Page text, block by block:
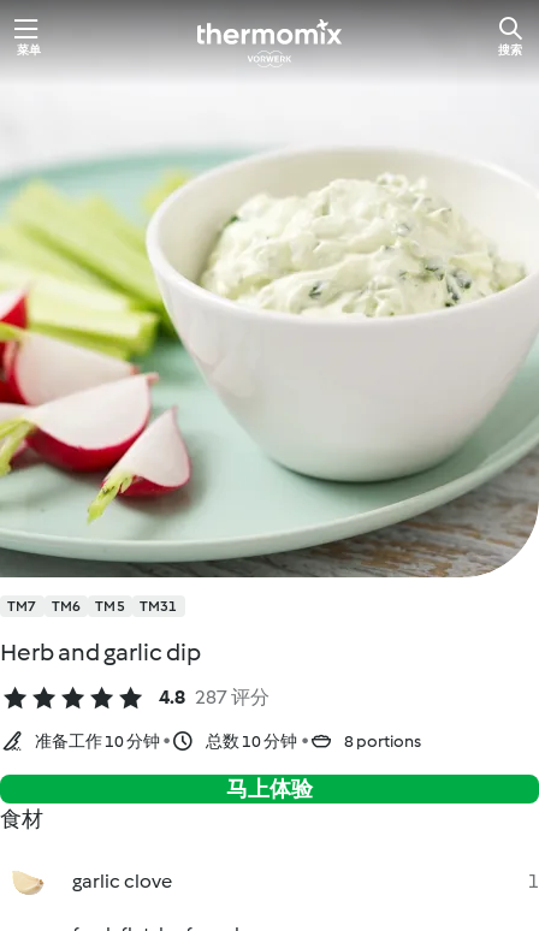
跳菜单 搜索
TM7 TM6 TM5 TM31
Herb and garlic dip
4.8 287 评分
准备工作 10 分钟 总数 10 分钟 8 portions
马上体验
食材
garlic clove 1